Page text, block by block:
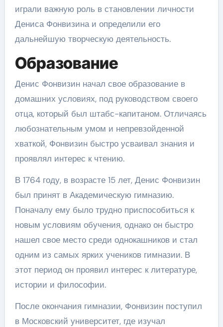
играли важную роль в становлении личности
Дениса Фонвизина и определили его
дальнейшую творческую деятельность.
Образование
Денис Фонвизин начал свое образование в
домашних условиях, под руководством своего
отца, который был штабс-капитаном. Отличаясь
любознательным умом и непревзойденной
хваткой, Фонвизин быстро усваивал знания и
проявлял интерес к чтению.
В 1764 году, в возрасте 15 лет, Денис Фонвизин
был принят в Академическую гимназию.
Поначалу ему было трудно приспособиться к
новым условиям обучения, однако он быстро
нашел свое место среди однокашников и стал
одним из самых ярких учеников гимназии. В
этот период он проявил интерес к литературе,
истории и философии.
После окончания гимназии, Фонвизин поступил
в Московский университет, где изучал